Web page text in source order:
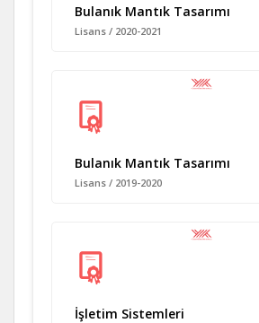
Bulanık Mantık Tasarımı
Lisans / 2020-2021
Bulanık Mantık Tasarımı
Lisans / 2019-2020
İşletim Sistemleri